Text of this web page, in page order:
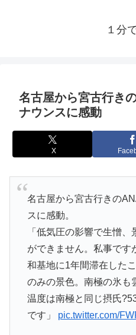
１分
名古屋から宮古行き
ナウンスに感動
X
名古屋から宮古行きの
スに感動。
「低気圧の影響で生憎
ができません。私事です
和基地に1年間滞在した
のみの景色。南極の氷も
温度は南極と同じ摂氏
です」 pic.twitter.com/